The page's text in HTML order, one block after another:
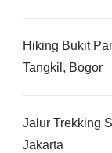
Hiking Bukit
Tangkil, Bogor
Jalur Trekking
Jakarta